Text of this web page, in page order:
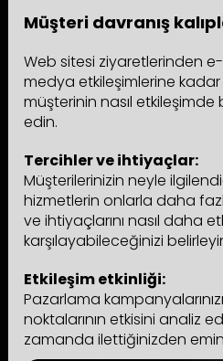
Müşteri davranış
Web sitesi ziyaretlerinden
medya etkileşimlerine
müşterinin nasıl
edin.
Tercihler ve ihtiyaçlar:
Müşterilerinizin neyle
hizmetlerin onlarla daha
ve ihtiyaçlarını nasıl daha
karşılayabileceğinizi
Etkileşim etkinliği:
Pazarlama
noktalarının etkisini analiz
zamanda ilettiğinizden